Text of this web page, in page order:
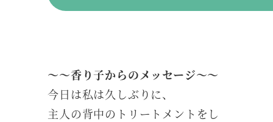
～～香り子からのメッセージ～～
今日は私は久しぶりに、
主人の背中のトリートメントをし